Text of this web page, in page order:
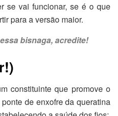
se vai funcionar, se é o que
para a versão maior.
bisnaga, acredite!
constituinte que promove o
de enxofre da queratina